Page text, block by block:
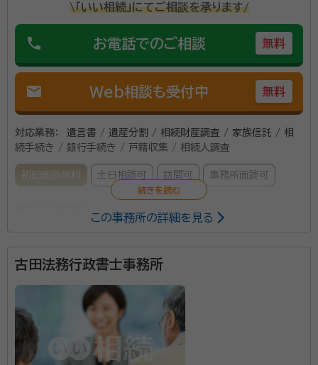
\「いい相続」にてご相談を承ります/
phone お電話でのご相談 無料
mail Web相談も受付中 無料
対応業務：
遺言書 / 遺産分割 / 相続財産調査 / 家族信託 / 相
続手続き / 銀行手続き / 戸籍収集 / 相続人調査
初回面談無料 土日相談可 訪問可 事務所面談可
経歴： 2015年行政書士登録 2017年行政書士法人ライフ設立
藤本 律夫（ふじもと りつお）
社員・行政書士・宅地建物取引士
経歴：
2003年行政書士登録
藤本 祐希（ふじもと ゆうき）
この事務所の詳細を見る
古田法務行政書士事務所